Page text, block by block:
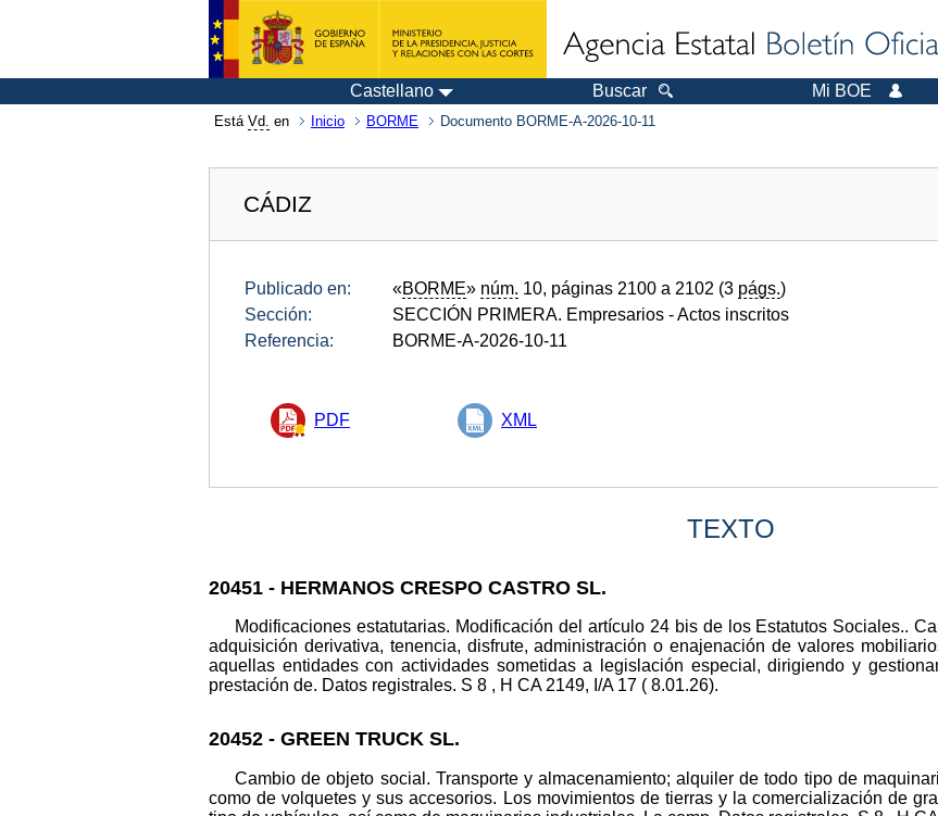
Castellano Buscar Mi BOE
Está Vd. en Inicio BORME Documento BORME-A-2026-10-11
CÁDIZ
Publicado en: «BORME» núm. 10, páginas 2100 a 2102 (3 págs.)
Sección:
SECCIÓN PRIMERA. Empresarios - Actos inscritos
Referencia:
BORME-A-2026-10-11
PDF XML
TEXTO
20451 - HERMANOS CRESPO CASTRO SL.
Modificaciones estatutarias. Modificación del artículo 24 bis de los Estatutos Sociales..
adquisición derivativa, tenencia, disfrute, administración o enajenación de valores
aquellas entidades con actividades sometidas a legislación especial, dirigiendo y
prestación de. Datos registrales. S 8 , H CA 2149, I/A 17 ( 8.01.26).
20452 - GREEN TRUCK SL.
Cambio de objeto social. Transporte y almacenamiento; alquiler de todo tipo de
como de volquetes y sus accesorios. Los movimientos de tierras y la comercialización de